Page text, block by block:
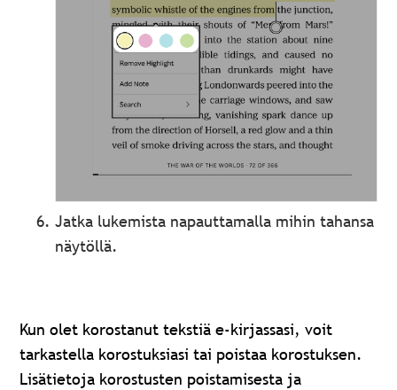
Jatka lukemista napauttamalla mihin tahansa
näytöllä.
Kun olet korostanut tekstiä e-kirjassasi, voit
tarkastella korostuksiasi tai poistaa korostuksen.
Lisätietoja korostusten poistamisesta ja